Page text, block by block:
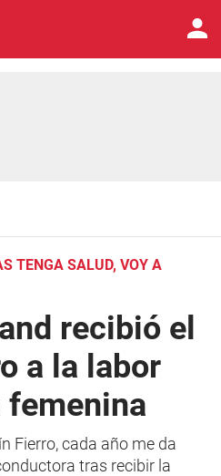
TENGA SALUD, VOY A
recibió el
a la labor
Fierro, cada año me da
tras recibir la